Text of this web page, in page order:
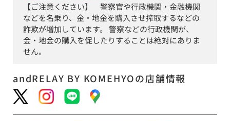
買取 オンラインストア
【ご注意ください】 警察官や行政機関・金融機関
などを名乗り、金・地金を購入させ搾取するなどの
詐欺が増加しています。 警察などの行政機関が、
金・地金の購入を促したりすることは絶対にありま
せん。
andRELAY BY KOMEHYOの店舗情報